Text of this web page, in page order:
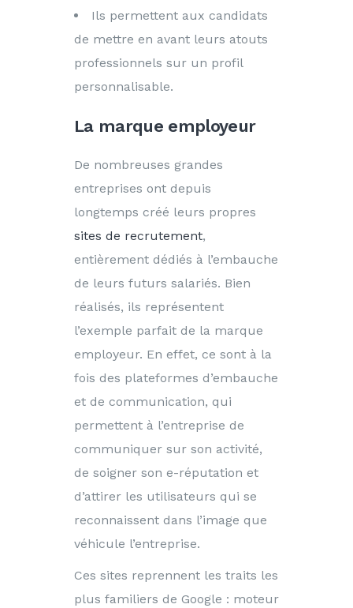
Ils permettent aux candidats
de mettre en avant leurs atouts
professionnels sur un profil
personnalisable.
La marque employeur
De nombreuses grandes
entreprises ont depuis
longtemps créé leurs propres
sites de recrutement,
entièrement dédiés à l’embauche
de leurs futurs salariés. Bien
réalisés, ils représentent
l’exemple parfait de la marque
employeur. En effet, ce sont à la
fois des plateformes d’embauche
et de communication, qui
permettent à l’entreprise de
communiquer sur son activité,
de soigner son e-réputation et
d’attirer les utilisateurs qui se
reconnaissent dans l’image que
véhicule l’entreprise.
Ces sites reprennent les traits les
plus familiers de Google : moteur